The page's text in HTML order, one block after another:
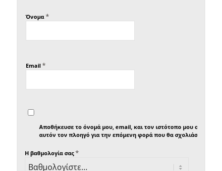
Όνομα *
Email *
Αποθήκευσε το όνομά μου, email, και τον ιστότοπο μου σε
αυτόν τον πλοηγό για την επόμενη φορά που θα σχολιάσω.
Η βαθμολογία σας*